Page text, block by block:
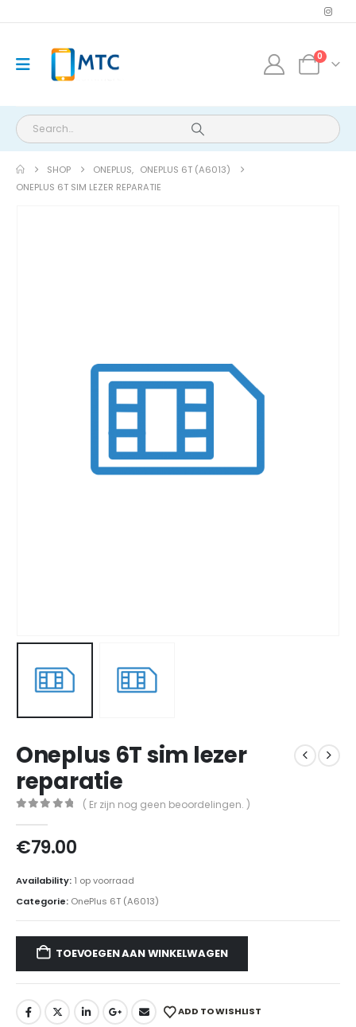
0
SHOP ONEPLUS, ONEPLUS 6T (A6013)
ONEPLUS 6T SIM LEZER REPARATIE
Oneplus 6T sim lezer
reparatie
( Er zijn nog geen beoordelingen. )
€79.00
Availability: 1 op voorraad
Categorie: OnePlus 6T (A6013)
TOEVOEGEN AAN WINKELWAGEN
ADD TO WISHLIST